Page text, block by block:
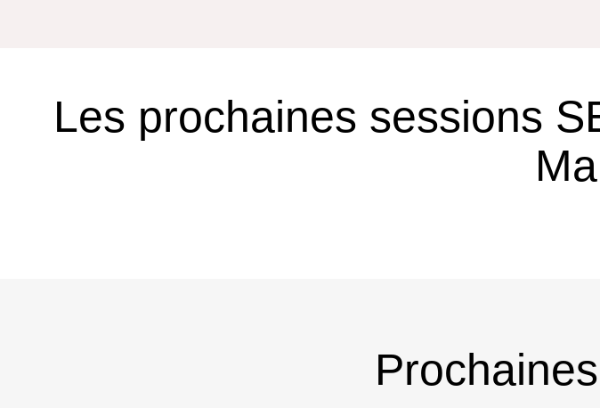
Les prochaines sessions